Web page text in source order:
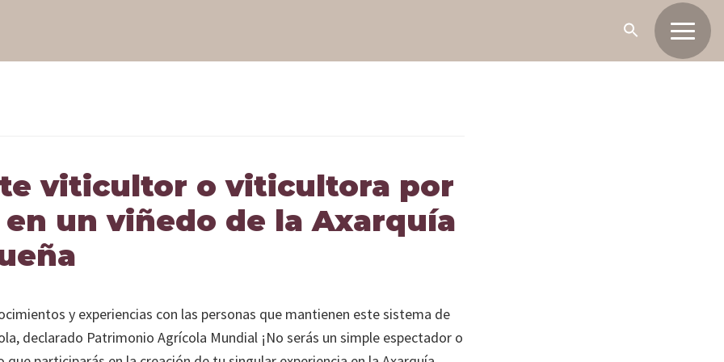
viticultor o viticultora por
un viñedo de la Axarquía
y experiencias con las personas que mantienen este sistema de
declarado Patrimonio Agrícola Mundial ¡No serás un simple espectador o